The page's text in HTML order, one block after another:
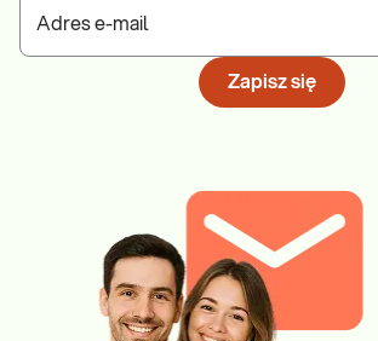
Adres e-mail
Zapisz się